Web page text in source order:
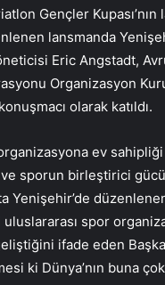
Gençler
lansmanda
Eric Angstadt,
Organizasyon
olarak katıldı.
ev
ve sporun birleştirici
spor
ifade eden
ki Dünya’nın buna